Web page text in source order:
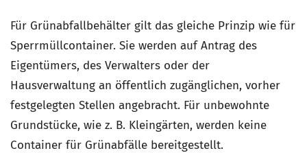
Für Grünabfallbehälter gilt das gleiche Prinzip wie für
Sperrmüllcontainer. Sie werden auf Antrag des
Eigentümers, des Verwalters oder der
Hausverwaltung an öffentlich zugänglichen, vorher
festgelegten Stellen angebracht. Für unbewohnte
Grundstücke, wie z. B. Kleingärten, werden keine
Container für Grünabfälle bereitgestellt.